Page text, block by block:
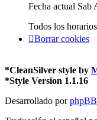
Fecha actual Sab
Todos los
Borrar cookies
*CleanSilver style by
*Style Version 1.1.16
Desarrollado porphpBB